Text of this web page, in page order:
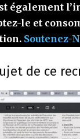
également
le et
Soutenez-
de ce